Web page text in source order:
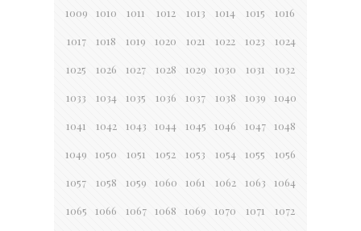
1009 1010 1011 1012 1013 1014 1015 1016
1017 1018 1019 1020 1021 1022 1023 1024
1025 1026 1027 1028 1029 1030 1031 1032
1033 1034 1035 1036 1037 1038 1039 1040
1041 1042 1043 1044 1045 1046 1047 1048
1049 1050 1051 1052 1053 1054 1055 1056
1057 1058 1059 1060 1061 1062 1063 1064
1065 1066 1067 1068 1069 1070 1071 1072